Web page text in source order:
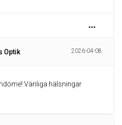
Optik 2026-04-08
Vänliga hälsningar